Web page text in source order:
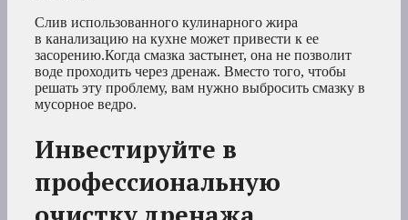
Слив использованного кулинарного жира
в канализацию на кухне может привести к ее
засорению.Когда смазка застынет, она не позволит
воде проходить через дренаж. Вместо того, чтобы
решать эту проблему, вам нужно выбросить смазку в
мусорное ведро.
Инвестируйте в
профессиональную